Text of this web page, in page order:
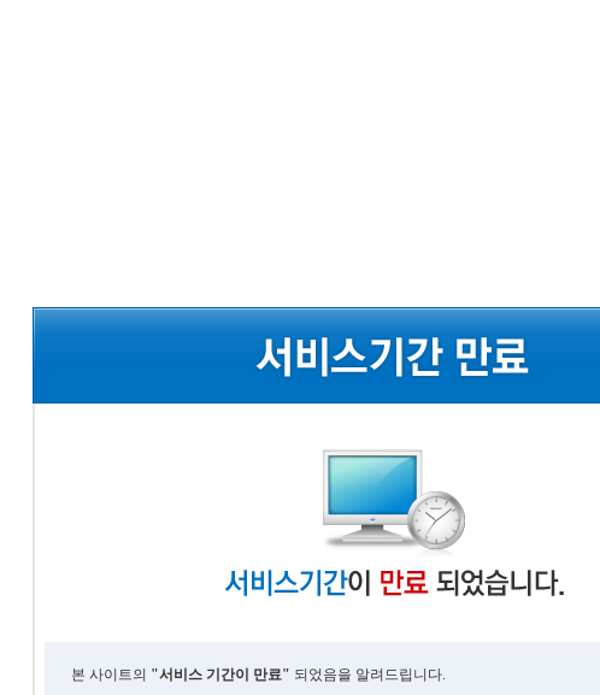
본 사이트의 "서비스 기간이 만료" 되었음을 알려드립니다.